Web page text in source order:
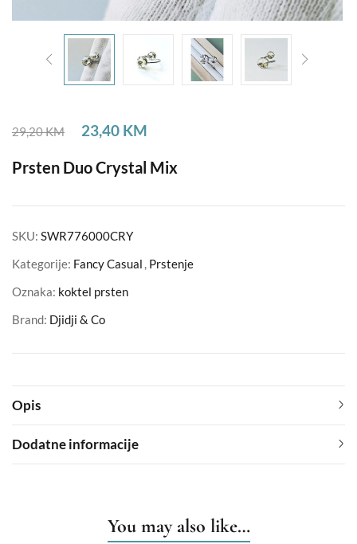
29,20KM 23,40 KM
Prsten Duo Crystal Mix
SKU: SWR776000CRY
Kategorije: Fancy Casual , Prstenje
Oznaka: koktel prsten
Brand: Djidji & Co
Opis
Dodatne informacije
You may also like…